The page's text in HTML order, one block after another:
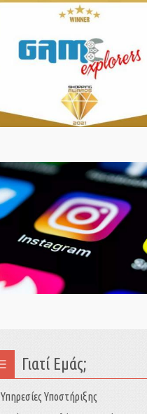
Γιατί Εμάς;
Υπηρεσίες Υποστήριξης